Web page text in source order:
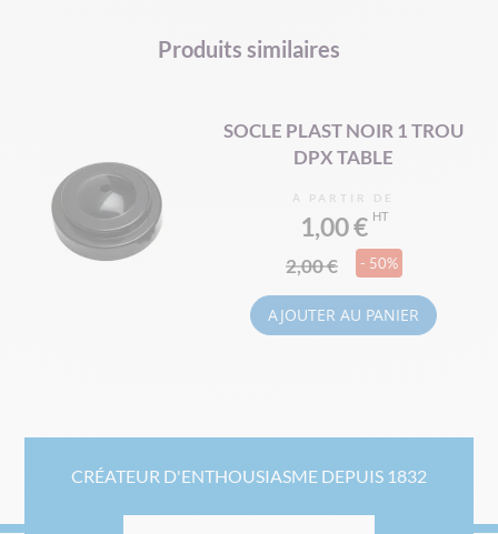
Produits similaires
SOCLE PLAST NOIR 1 TROU
DPX TABLE
À PARTIR DE
1,00 €
2,00 € - 50%
AJOUTER AU PANIER
CRÉATEUR D'ENTHOUSIASME DEPUIS 1832